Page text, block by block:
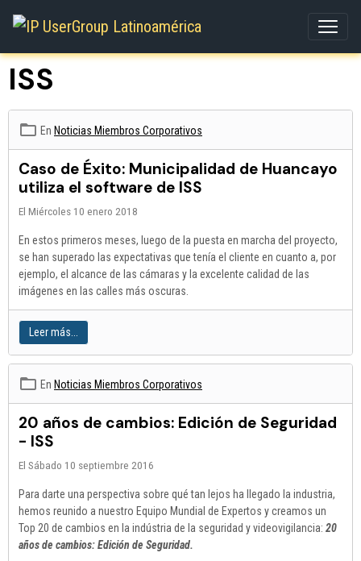
ISS
En Noticias Miembros Corporativos
Caso de Éxito: Municipalidad de Huancayo
utiliza el software de ISS
El Miércoles 10 enero 2018
En estos primeros meses, luego de la puesta en marcha del proyecto,
se han superado las expectativas que tenía el cliente en cuanto a, por
ejemplo, el alcance de las cámaras y la excelente calidad de las
imágenes en las calles más oscuras.
Leer más...
En Noticias Miembros Corporativos
20 años de cambios: Edición de Seguridad
- ISS
El Sábado 10 septiembre 2016
Para darte una perspectiva sobre qué tan lejos ha llegado la industria,
hemos reunido a nuestro Equipo Mundial de Expertos y creamos un
Top 20 de cambios en la indústria de la seguridad y videovigilancia: 20
años de cambios: Edición de Seguridad.